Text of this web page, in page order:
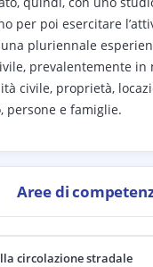
per poi esercitare
pluriennale
prevalentemente in
civile, proprietà,
persone e famiglie.
Aree di
circolazione stradale